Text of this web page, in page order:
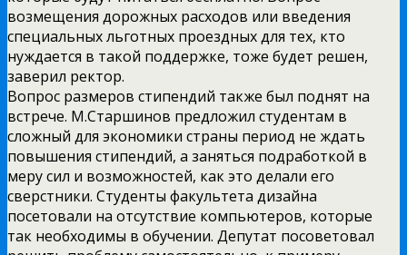
возмещения дорожных расходов или введения
специальных льготных проездных для тех, кто
нуждается в такой поддержке, тоже будет решен,
заверил ректор.
Вопрос размеров стипендий также был поднят на
встрече. М.Старшинов предложил студентам в
сложный для экономики страны период не ждать
повышения стипендий, а заняться подработкой в
меру сил и возможностей, как это делали его
сверстники. Студенты факультета дизайна
посетовали на отсутствие компьютеров, которые
так необходимы в обучении. Депутат посоветовал